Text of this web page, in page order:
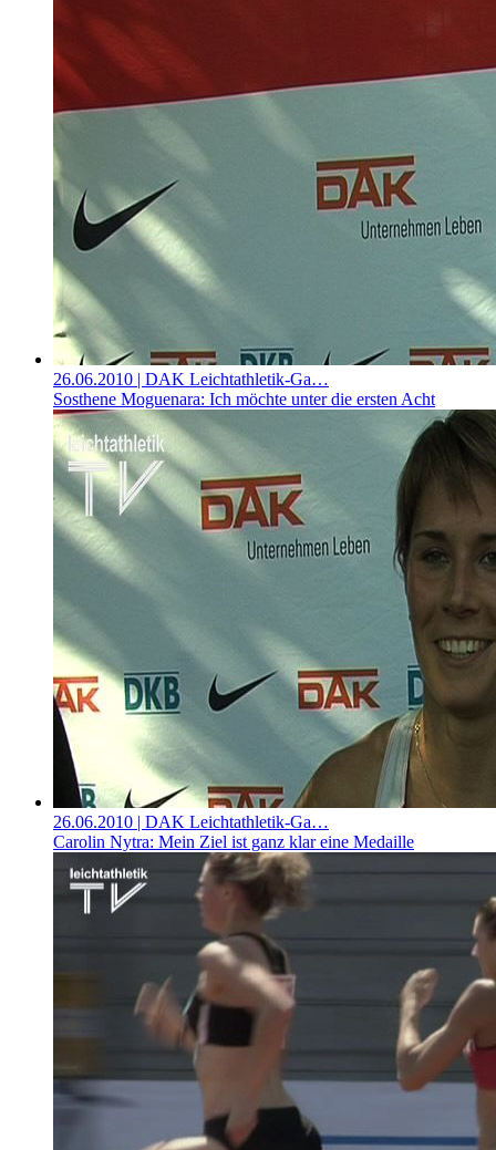
26.06.2010 | DAK Leichtathletik-Ga…
Sosthene Moguenara: Ich möchte unter die ersten Acht
26.06.2010 | DAK Leichtathletik-Ga…
Carolin Nytra: Mein Ziel ist ganz klar eine Medaille